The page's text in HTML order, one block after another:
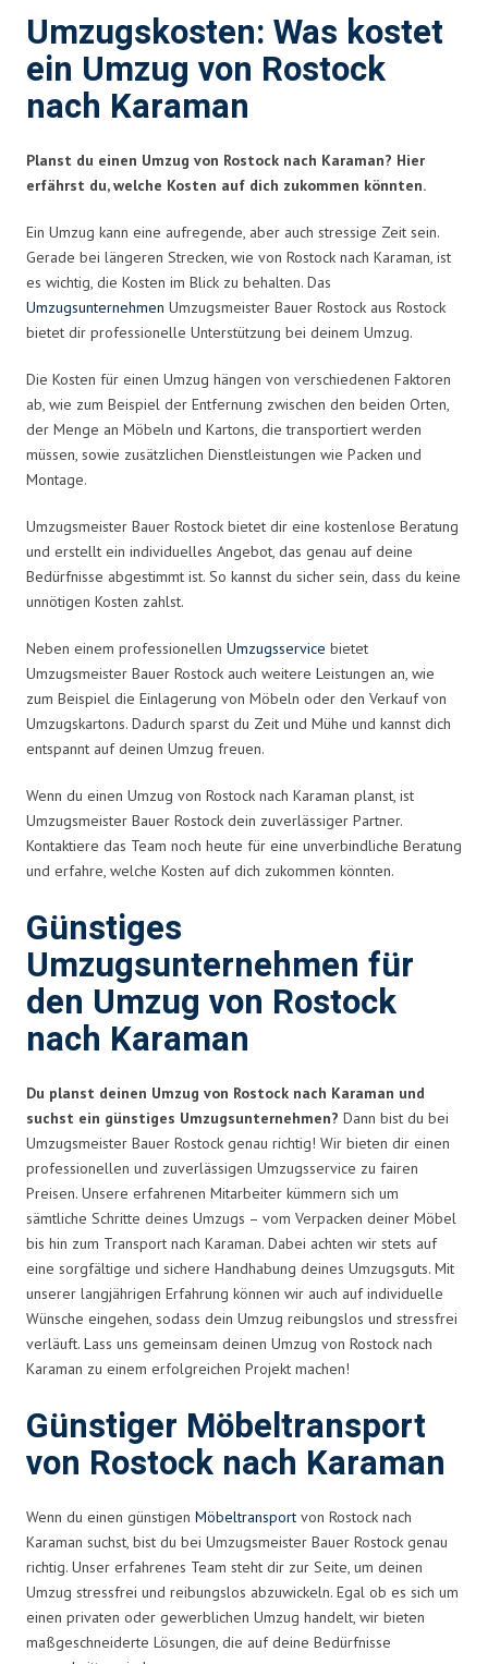
Umzugskosten: Was kostet
ein Umzug von Rostock
nach Karaman
Planst du einen Umzug von Rostock nach Karaman? Hier
erfährst du, welche Kosten auf dich zukommen könnten.
Ein Umzug kann eine aufregende, aber auch stressige Zeit sein.
Gerade bei längeren Strecken, wie von Rostock nach Karaman, ist
es wichtig, die Kosten im Blick zu behalten. Das
Umzugsunternehmen Umzugsmeister Bauer Rostock aus Rostock
bietet dir professionelle Unterstützung bei deinem Umzug.
Die Kosten für einen Umzug hängen von verschiedenen Faktoren
ab, wie zum Beispiel der Entfernung zwischen den beiden Orten,
der Menge an Möbeln und Kartons, die transportiert werden
müssen, sowie zusätzlichen Dienstleistungen wie Packen und
Montage.
Umzugsmeister Bauer Rostock bietet dir eine kostenlose Beratung
und erstellt ein individuelles Angebot, das genau auf deine
Bedürfnisse abgestimmt ist. So kannst du sicher sein, dass du keine
unnötigen Kosten zahlst.
Neben einem professionellen Umzugsservice bietet
Umzugsmeister Bauer Rostock auch weitere Leistungen an, wie
zum Beispiel die Einlagerung von Möbeln oder den Verkauf von
Umzugskartons. Dadurch sparst du Zeit und Mühe und kannst dich
entspannt auf deinen Umzug freuen.
Wenn du einen Umzug von Rostock nach Karaman planst, ist
Umzugsmeister Bauer Rostock dein zuverlässiger Partner.
Kontaktiere das Team noch heute für eine unverbindliche Beratung
und erfahre, welche Kosten auf dich zukommen könnten.
Günstiges
Umzugsunternehmen für
den Umzug von Rostock
nach Karaman
Du planst deinen Umzug von Rostock nach Karaman und
suchst ein günstiges Umzugsunternehmen? Dann bist du bei
Umzugsmeister Bauer Rostock genau richtig! Wir bieten dir einen
professionellen und zuverlässigen Umzugsservice zu fairen
Preisen. Unsere erfahrenen Mitarbeiter kümmern sich um
sämtliche Schritte deines Umzugs – vom Verpacken deiner Möbel
bis hin zum Transport nach Karaman. Dabei achten wir stets auf
eine sorgfältige und sichere Handhabung deines Umzugsguts. Mit
unserer langjährigen Erfahrung können wir auch auf individuelle
Wünsche eingehen, sodass dein Umzug reibungslos und stressfrei
verläuft. Lass uns gemeinsam deinen Umzug von Rostock nach
Karaman zu einem erfolgreichen Projekt machen!
Günstiger Möbeltransport
von Rostock nach Karaman
Wenn du einen günstigen Möbeltransport von Rostock nach
Karaman suchst, bist du bei Umzugsmeister Bauer Rostock genau
richtig. Unser erfahrenes Team steht dir zur Seite, um deinen
Umzug stressfrei und reibungslos abzuwickeln. Egal ob es sich um
einen privaten oder gewerblichen Umzug handelt, wir bieten
maßgeschneiderte Lösungen, die auf deine Bedürfnisse